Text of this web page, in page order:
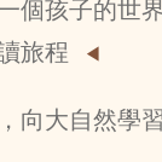
個孩子的世
旅程
向大自然學習